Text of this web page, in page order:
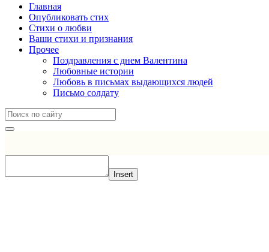
Главная
Опубликовать стих
Стихи о любви
Ваши стихи и признания
Прочее
Поздравления с днем Валентина
Любовные истории
Любовь в письмах выдающихся людей
Письмо солдату
Insert